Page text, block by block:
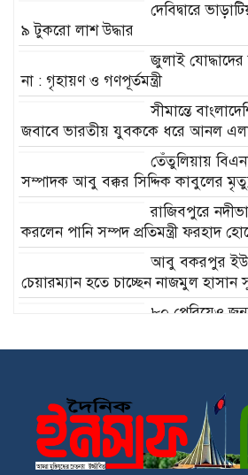
দেবিদ্বারে
৯ টুকরো লাশ উদ্ধার
জুলাই
না : গৃহায়ণ ও গণপূর্তমন্ত্রী
সীমান্তে
জবাবে ভারতীয় যুবককে ধরে আনল
তেঁতুলিয়ায়
সম্পাদক আবু বক্কর সিদ্দিক কাবুলের
রাজিবপুরে
করলেন পানি সম্পদ প্রতিমন্ত্রী ফরহাদ
আবু বকরপুর
চেয়ারম্যান হতে চাচ্ছেন নাজমুল হাসান
৮০ পেরিয়েও
কামনা
এসোসিয়েশনের
গ্রহণ